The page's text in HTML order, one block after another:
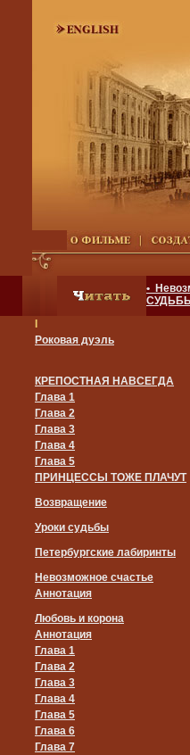
•
СУДЬБЫ
Роковая дуэль
КРЕПОСТНАЯ НАВСЕГДА
Глава 1
Глава 2
Глава 3
Глава 4
Глава 5
ПРИНЦЕССЫ ТОЖЕ ПЛАЧУТ
Возвращение
Уроки судьбы
Петербургские лабиринты
Невозможное счастье
Аннотация
Любовь и корона
Аннотация
Глава 1
Глава 2
Глава 3
Глава 4
Глава 5
Глава 6
Глава 7